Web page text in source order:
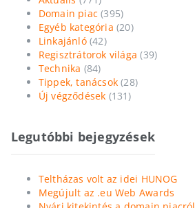
Domain piac (395)
Egyéb kategória (20)
Linkajánló(42)
Regisztrátorok világa (39)
Technika (84)
Tippek, tanácsok (28)
Új végződések (131)
Legutóbbi bejegyzések
Teltházas volt az idei HUNOG
Megújult az .eu Web Awards